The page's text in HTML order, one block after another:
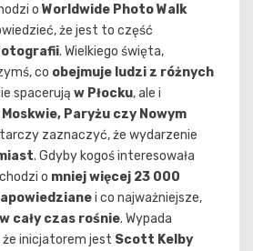
o Worldwide Photo Walk
że jest to część
. Wielkiego święta,
co obejmuje ludzi z różnych
spacerują w Płocku, ale i
Paryżu czy Nowym
zaznaczyć, że wydarzenie
. Gdyby kogoś interesowała
o mniej więcej 23 000
i co najważniejsze,
cały czas rośnie. Wypada
inicjatorem jest Scott Kelby